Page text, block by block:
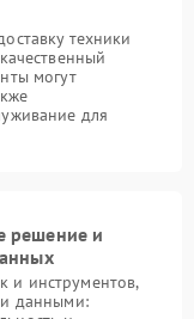
техники
могут
для
решение и
и инструментов,
данными: